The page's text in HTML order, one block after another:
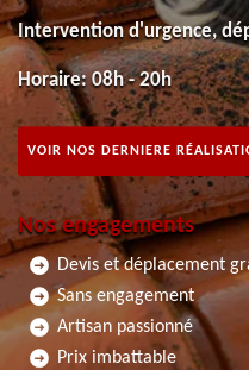
Intervention d'urgence,
Horaire: 08h - 20h
VOIR NOS DERNIERE
Nos engagements
Devis et déplacement
Sans engagement
Artisan passionné
Prix imbattable